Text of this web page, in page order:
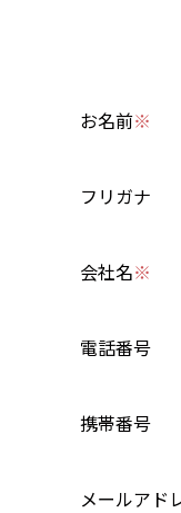
お名前※
フリガナ
会社名※
電話番号
携帯番号
メールアド